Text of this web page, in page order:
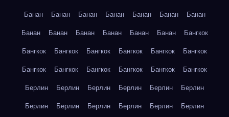
Банан
Банан Банан Банан Банан Банан
Банан
Банан
Банан Банан Банан Банан Банан
Бангкок
Бангкок
Бангкок Бангкок Бангкок Бангкок
Бангкок
Бангкок
Бангкок Бангкок Бангкок Бангкок
Бангкок
Берлин
Берлин Берлин Берлин Берлин
Берлин
Берлин
Берлин Берлин Берлин Берлин
Берлин